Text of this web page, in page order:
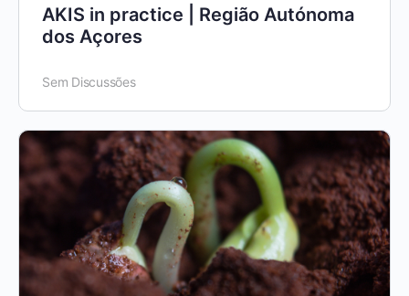
AKIS in practice | Região Autónoma
dos Açores
Sem Discussões